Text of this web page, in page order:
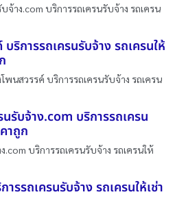
บจ้าง.com บริการรถเครนรับจ้าง รถเครน
ริการรถเครนรับจ้าง รถเครนให้
พนสวรรค์ บริการรถเครนรับจ้าง รถเครน
รับจ้าง.com บริการรถเครน
าถูก
.com บริการรถเครนรับจ้าง รถเครนให้
รรถเครนรับจ้าง รถเครนให้เช่า